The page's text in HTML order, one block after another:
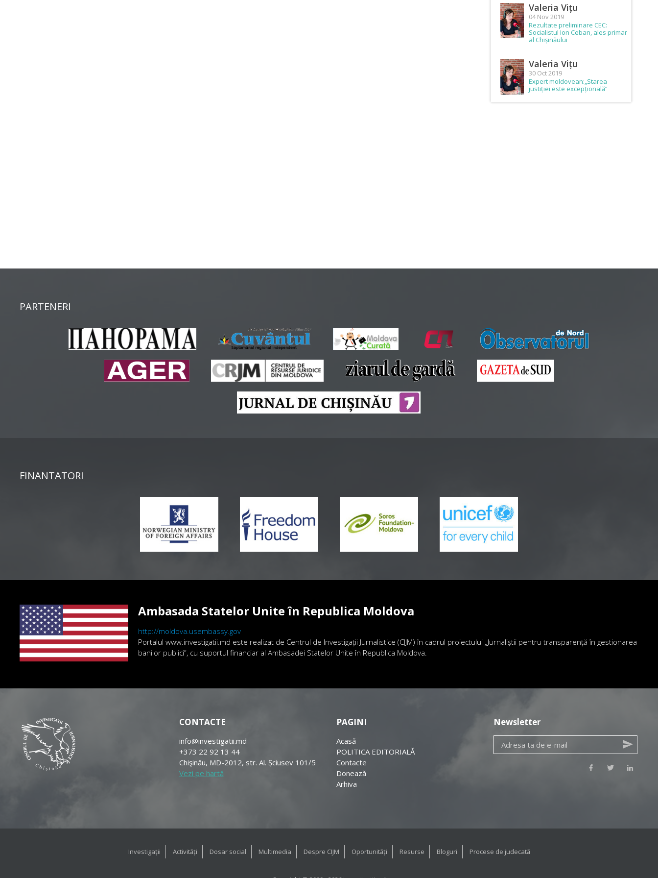
Valeria Vițu
04 Nov 2019
Rezultate preliminare CEC:
Socialistul Ion Ceban, ales primar
al Chișinăului
Valeria Vițu
30 Oct 2019
Expert moldovean:„Starea
justiției este excepțională”
PARTENERI
FINANTATORI
Ambasada Statelor Unite în Republica Moldova
http://moldova.usembassy.gov
Portalul www.investigatii.md este realizat de Centrul de Investigații Jurnalistice (CIJM) în cadrul proiectului „Jurnaliștii pentru transparență în gestionarea
banilor publici”, cu suportul financiar al Ambasadei Statelor Unite în Republica Moldova.
CONTACTE
info@investigatii.md
+373 22 92 13 44
Chişinău, MD-2012, str. Al. Șciusev 101/5
Vezi pe hartă
PAGINI
Acasă
POLITICA EDITORIALĂ
Contacte
Donează
Arhiva
Newsletter
Investigații Activități Dosar social Multimedia Despre CIJM Oportunități Resurse Bloguri Procese de judecată